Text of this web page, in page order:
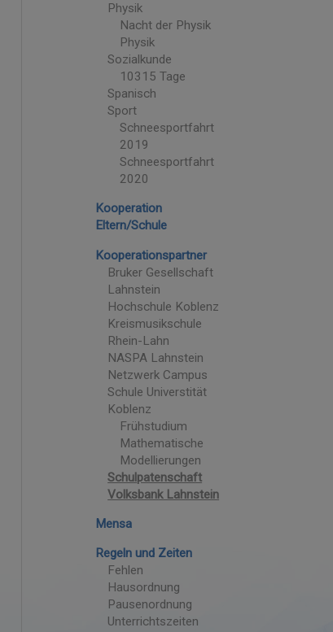
Physik
Nacht der Physik
Physik
Sozialkunde
10315 Tage
Spanisch
Sport
Schneesportfahrt
2019
Schneesportfahrt
2020
Kooperation
Eltern/Schule
Kooperationspartner
Bruker Gesellschaft
Lahnstein
Hochschule Koblenz
Kreismusikschule
Rhein-Lahn
NASPA Lahnstein
Netzwerk Campus
Schule Universtität
Koblenz
Frühstudium
Mathematische
Modellierungen
Schulpatenschaft
Volksbank Lahnstein
Mensa
Regeln und Zeiten
Fehlen
Hausordnung
Pausenordnung
Unterrichtszeiten